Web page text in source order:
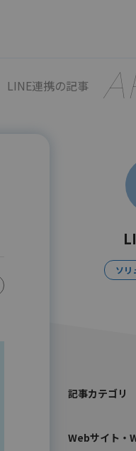
LINE連携の記事
ソリ
記事カテゴリ
Webサイト・